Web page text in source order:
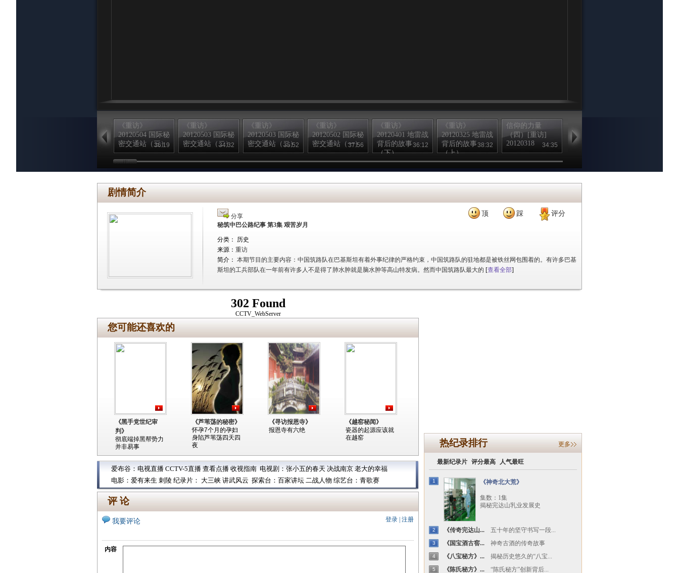
《重访》
20120504 国际秘
密交通站（三）
36:19
《重访》
20120503 国际秘
密交通站（二）
34:32
《重访》
20120503 国际秘
密交通站（二）
35:52
《重访》
20120502 国际秘
密交通站（一）
37:56
《重访》
20120401 地雷战
背后的故事
（下）
36:12
《重访》
20120325 地雷战
背后的故事
（上）
38:32
信仰的力量
（四）[重访]
20120318
34:35
（三）[重访]
20120311
剧情简介
顶 踩 评分
分享
秘筑中巴公路纪事 第3集 艰苦岁月
分类： 历史
来源： 重访
简介： 本期节目的主要内容：中国筑路队在巴基斯坦有着外事纪律的严格约束，中国筑路队的驻地都是被铁丝网包围着的。有许多巴基
斯坦的工兵部队在一年前有许多人不是得了肺水肿就是脑水肿等高山特发病。然而中国筑路队最大的 [查看全部]
302 Found
CCTV_WebServer
您可能还喜欢的
《黑手党世纪审
判》
彻底端掉黑帮势力
并非易事
《芦苇荡的秘密》
怀孕7个月的孕妇
身陷芦苇荡四天四
夜
《寻访报恩寺》
报恩寺有六绝
《越窑秘闻》
瓷器的起源应该就
在越窑
爱布谷： 电视直播 CCTV-5直播 查看点播 收视指南 电视剧： 张小五的春天 决战南京 老大的幸福
电影： 爱有来生 刺陵 纪录片： 大三峡 讲武风云 探索台： 百家讲坛 二战人物 综艺台： 青歌赛
评 论
登录 注册
我要评论
内容
热纪录排行 更多
最新纪录片 评分最高 人气最旺
1 《神奇北大荒》
集数：1集
揭秘完达山乳业发展史
2 《传奇完达山... 五十年的坚守书写一段...
3 《国宝酒古窖... 神奇古酒的传奇故事
4 《八宝秘方》... 揭秘历史悠久的“八宝...
5 《陈氏秘方》... “陈氏秘方”创新背后...